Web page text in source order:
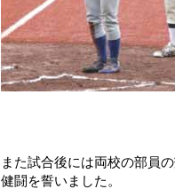
また試合後には両校の部員の
健闘を誓いました。